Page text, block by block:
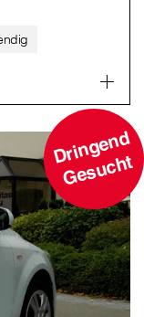
D
ri
n
g
e
n
d
G
e
s
u
c
ht